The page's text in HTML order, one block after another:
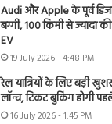
Audi और Apple के पूर्व
बग्गी, 100 किमी से ज्यादा
EV
19 July 2026 - 4:48 PM
रेल यात्रियों के लिए बड़ी
लॉन्च, टिकट बुकिंग होगी
16 July 2026 - 1:45 PM